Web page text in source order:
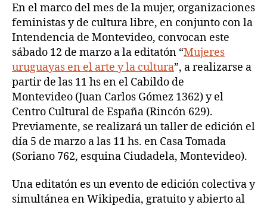
En el marco del mes de la mujer, organizaciones
feministas y de cultura libre, en conjunto con la
Intendencia de Montevideo, convocan este
sábado 12 de marzo a la editatón “Mujeres
uruguayas en el arte y la cultura”, a realizarse a
partir de las 11 hs en el Cabildo de
Montevideo (Juan Carlos Gómez 1362) y el
Centro Cultural de España (Rincón 629).
Previamente, se realizará un taller de edición el
día 5 de marzo a las 11 hs. en Casa Tomada
(Soriano 762, esquina Ciudadela, Montevideo).
Una editatón es un evento de edición colectiva y
simultánea en Wikipedia, gratuito y abierto al